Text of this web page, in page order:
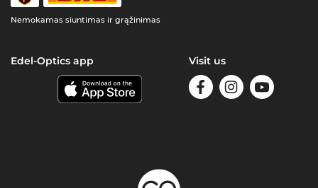
Nemokamas siuntimas ir grąžinimas
Edel-Optics app Visit us